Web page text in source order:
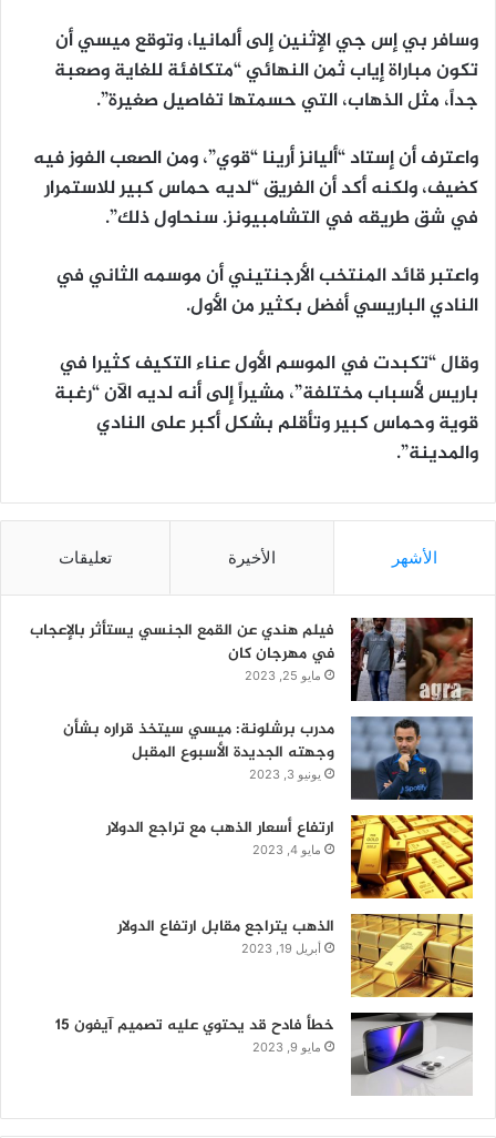
وسافر بي إس جي الإثنين إلى ألمانيا، وتوقع ميسي أن
تكون مباراة إياب ثمن النهائي “متكافئة للغاية وصعبة
جداً، مثل الذهاب، التي حسمتها تفاصيل صغيرة”.
واعترف أن إستاد “أليانز أرينا “قوي”، ومن الصعب الفوز فيه
كضيف، ولكنه أكد أن الفريق “لديه حماس كبير للاستمرار
في شق طريقه في التشامبيونز. سنحاول ذلك”.
واعتبر قائد المنتخب الأرجنتيني أن موسمه الثاني في
النادي الباريسي أفضل بكثير من الأول.
وقال “تكبدت في الموسم الأول عناء التكيف كثيرا في
باريس لأسباب مختلفة”، مشيراً إلى أنه لديه الآن “رغبة
قوية وحماس كبير وتأقلم بشكل أكبر على النادي
والمدينة”.
الأشهر الأخيرة تعليقات
فيلم هندي عن القمع الجنسي يستأثر بالإعجاب
في مهرجان كان
مايو 25, 2023
مدرب برشلونة: ميسي سيتخذ قراره بشأن
وجهته الجديدة الأسبوع المقبل
يونيو 3, 2023
ارتفاع أسعار الذهب مع تراجع الدولار
مايو 4, 2023
الذهب يتراجع مقابل ارتفاع الدولار
أبريل 19, 2023
خطأ فادح قد يحتوي عليه تصميم آيفون 15
مايو 9, 2023